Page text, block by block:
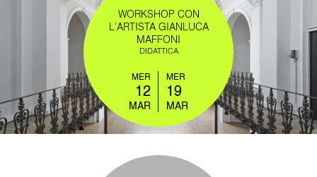
WORKSHOP CON
L'ARTISTA GIANLUCA
MAFFONI
DIDATTICA
MER
12
MAR
MER
19
MAR